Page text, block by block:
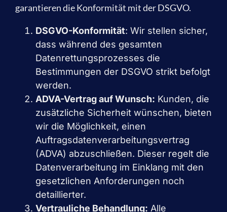
garantieren die Konformität mit der DSGVO.
DSGVO-Konformität: Wir stellen sicher,
dass während des gesamten
Datenrettungsprozesses die
Bestimmungen der DSGVO strikt befolgt
werden.
ADVA-Vertrag auf Wunsch: Kunden, die
zusätzliche Sicherheit wünschen, bieten
wir die Möglichkeit, einen
Auftragsdatenverarbeitungsvertrag
(ADVA) abzuschließen. Dieser regelt die
Datenverarbeitung im Einklang mit den
gesetzlichen Anforderungen noch
detaillierter.
Vertrauliche Behandlung: Alle